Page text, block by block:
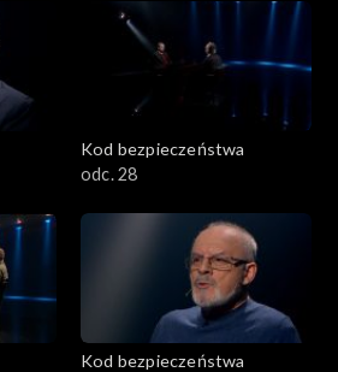
Kod bezpieczeństwa
odc. 28
Kod bezpieczeństwa